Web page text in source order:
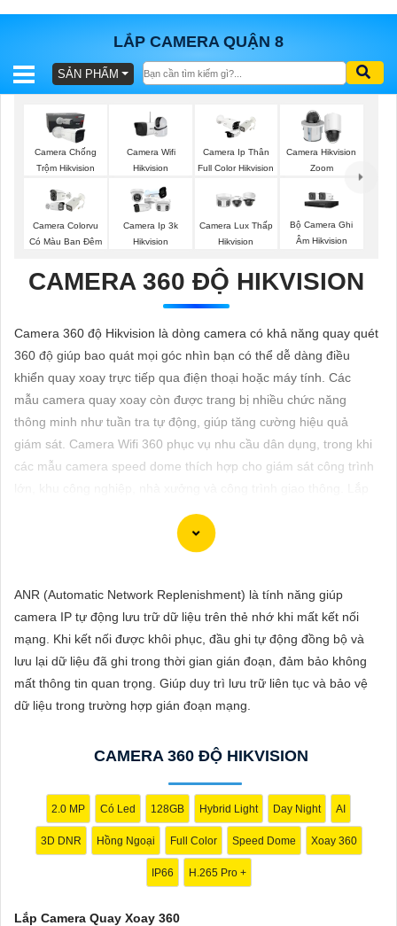
LẮP CAMERA QUẬN 8
BÁO
TRỌN
GÓI
SẢN
TƯ
VẤN
LẮP
ĐẶT
VỤ
SẢN PHẨM
Camera Chống
Trộm Hikvision
Camera Wifi
Hikvision
Camera Ip Thân
Full Color Hikvision
Camera Hikvision
Zoom
Camera Colorvu
Có Màu Ban Đêm
Camera Ip 3k
Hikvision
Camera Lux Thấp
Hikvision
Bộ Camera Ghi
Âm Hikvision
CAMERA 360 ĐỘ HIKVISION
Camera 360 độ Hikvision là dòng camera có khả năng quay quét
360 độ giúp bao quát mọi góc nhìn bạn có thể dễ dàng điều
khiển quay xoay trực tiếp qua điện thoại hoặc máy tính. Các
mẫu camera quay xoay còn được trang bị nhiều chức năng
thông minh như tuần tra tự động, giúp tăng cường hiệu quả
giám sát. Camera Wifi 360 phục vụ nhu cầu dân dụng, trong khi
các mẫu camera speed dome thích hợp cho giám sát công trình
dễ dàng và tiện lợi. Hãy liên hệ với chúng tôi để được tư vấn và
lựa chọn giải pháp camera phù hợp nhất với nhu cầu an ninh
của bạn."
ANR (Automatic Network Replenishment) là tính năng giúp
camera IP tự động lưu trữ dữ liệu trên thẻ nhớ khi mất kết nối
mạng. Khi kết nối được khôi phục, đầu ghi tự động đồng bộ và
lưu lại dữ liệu đã ghi trong thời gian gián đoạn, đảm bảo không
mất thông tin quan trọng. Giúp duy trì lưu trữ liên tục và bảo vệ
dữ liệu trong trường hợp gián đoạn mạng.
CAMERA 360 ĐỘ HIKVISION
2.0 MP Có Led 128GB Hybrid Light Day Night AI
3D DNR Hồng Ngoại Full Color Speed Dome Xoay 360
IP66 H.265 Pro +
Lắp Camera Quay Xoay 360